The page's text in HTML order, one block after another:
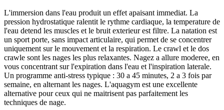
L'immersion dans l'eau produit un effet apaisant immediat. La
pression hydrostatique ralentit le rythme cardiaque, la temperature de
l'eau detend les muscles et le bruit exterieur est filtre. La natation est
un sport porte, sans impact articulaire, qui permet de se concentrer
uniquement sur le mouvement et la respiration. Le crawl et le dos
crawle sont les nages les plus relaxantes. Nagez a allure moderee, en
vous concentrant sur l'expiration dans l'eau et l'inspiration laterale.
Un programme anti-stress typique : 30 a 45 minutes, 2 a 3 fois par
semaine, en alternant les nages. L'aquagym est une excellente
alternative pour ceux qui ne maitrisent pas parfaitement les
techniques de nage.